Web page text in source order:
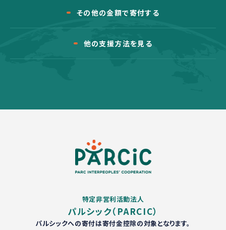
その他の金額で寄付する
他の支援方法を見る
特定非営利活動法人
パルシック（PARCIC）
パルシックへの寄付は寄付金控除の対象となります。